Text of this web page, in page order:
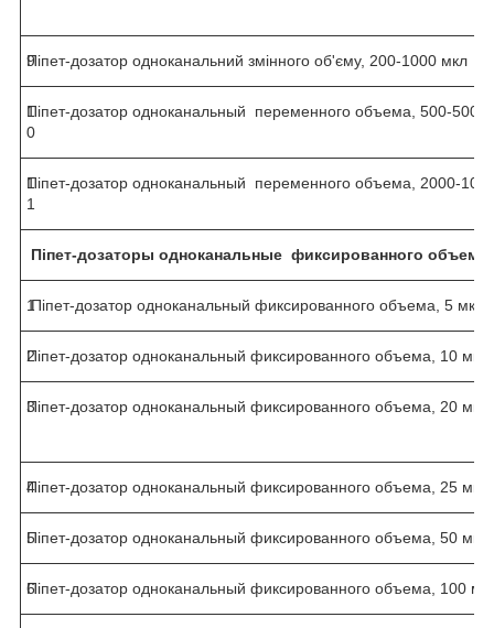
9
Піпет-дозатор одноканальний змінного об'єму, 200-1000 мкл
1
0
Піпет-дозатор одноканальный переменного объема, 500-5000
1
1
Піпет-дозатор одноканальный переменного объема, 2000-
Піпет-дозаторы одноканальные фиксированного объема
1
Піпет-дозатор одноканальный фиксированного объема, 5 мкл
2
Піпет-дозатор одноканальный фиксированного объема, 10 мкл
3
Піпет-дозатор одноканальный фиксированного объема, 20 мкл
4
Піпет-дозатор одноканальный фиксированного объема, 25 мкл
5
Піпет-дозатор одноканальный фиксированного объема, 50 мкл
6
Піпет-дозатор одноканальный фиксированного объема, 100